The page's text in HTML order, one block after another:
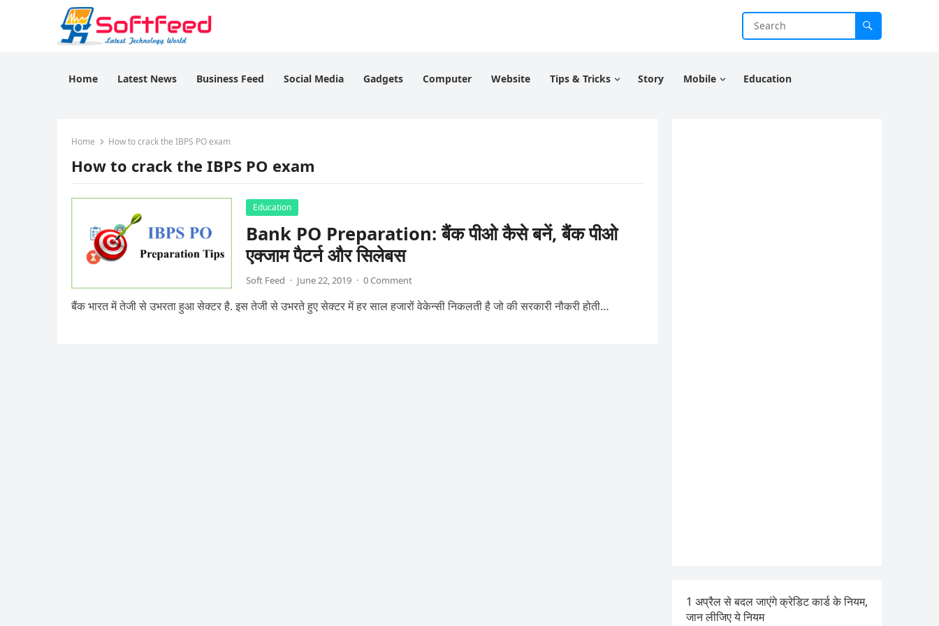
Home Latest News Business Feed Social Media Gadgets Computer Website Tips & Tricks Story Mobile Education
Home How to crack the IBPS PO exam
How to crack the IBPS PO exam
Education
Bank PO Preparation: बैंक पीओ कैसे बनें, बैंक पीओ
एक्जाम पैटर्न और सिलेबस
Soft Feed · June 22, 2019 · 0 Comment
बैंक भारत में तेजी से उभरता हुआ सेक्टर है. इस तेजी से उभरते हुए सेक्टर में हर साल हजारों वेकेन्सी निकलती है जो की सरकारी नौकरी होती…
1 अप्रैल से बदल जाएंगे क्रेडिट कार्ड के नियम,
जान लीजिए ये नियम